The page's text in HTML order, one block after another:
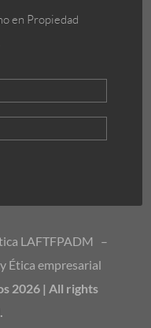
en Propiedad
LAFTFPADM –
Ética empresarial
2026 | All rights